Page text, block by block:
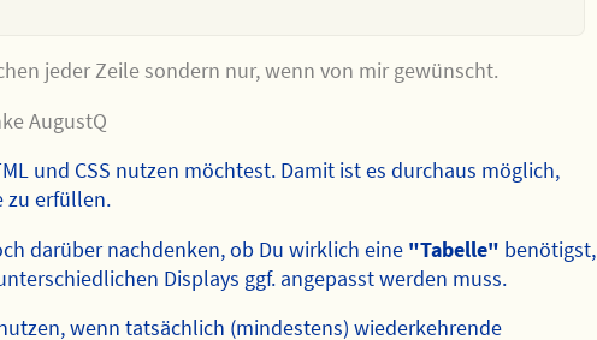
jeder Zeile sondern nur, wenn von mir gewünscht.
AugustQ
und CSS nutzen möchtest. Damit ist es durchaus möglich,
zu erfüllen.
darüber nachdenken, ob Du wirklich eine "Tabelle" benötigst,
Displays ggf. angepasst werden muss.
wenn tatsächlich (mindestens) wiederkehrende